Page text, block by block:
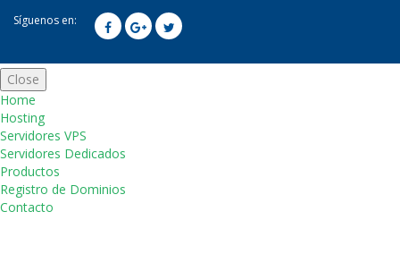
Síguenos en:
Close
Home
Hosting
Servidores VPS
Servidores Dedicados
Productos
Registro de Dominios
Contacto